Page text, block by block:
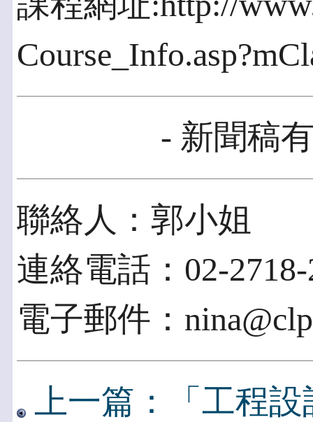
- 新聞稿
聯絡人：郭小姐
連絡電話：02-2718-
電子郵件：
上一篇：「工程